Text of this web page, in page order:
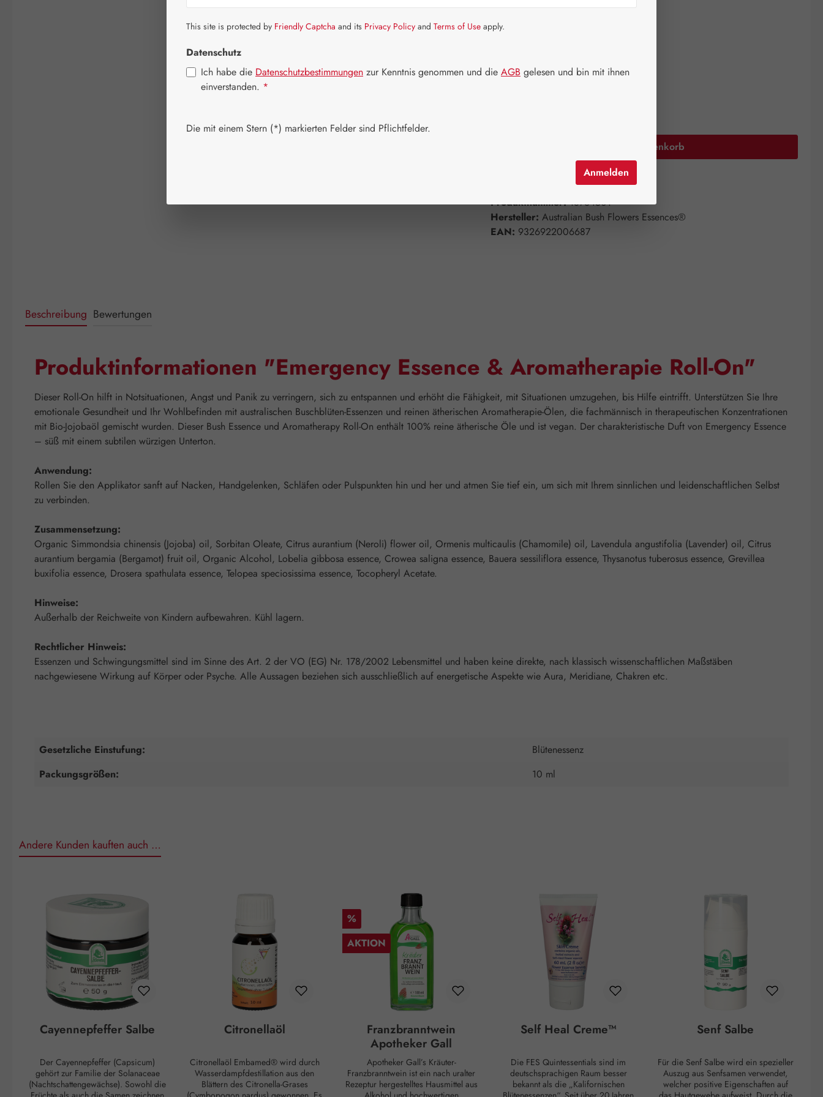
Artikel auf Lager.
In den Warenkorb
Zum Merkzettel hinzufügen
Produktnummer:18734501
Hersteller: Australian Bush Flowers Essences®
EAN: 9326922006687
Beschreibung Bewertungen
Produktinformationen "Emergency Essence & Aromatherapie Roll-On"
Dieser Roll-On hilft in Notsituationen, Angst und Panik zu verringern, sich zu entspannen und erhöht die Fähigkeit, mit Situationen umzugehen, bis Hilfe eintrifft. Unterstützen Sie Ihre
emotionale Gesundheit und Ihr Wohlbefinden mit australischen Buschblüten-Essenzen und reinen ätherischen Aromatherapie-Ölen, die fachmännisch in therapeutischen Konzentrationen
mit Bio-Jojobaöl gemischt wurden. Dieser Bush Essence und Aromatherapy Roll-On enthält 100% reine ätherische Öle und ist vegan. Der charakteristische Duft von Emergency Essence
– süß mit einem subtilen würzigen Unterton.
Anwendung:
Rollen Sie den Applikator sanft auf Nacken, Handgelenken, Schläfen oder Pulspunkten hin und her und atmen Sie tief ein, um sich mit Ihrem sinnlichen und leidenschaftlichen Selbst
zu verbinden.
Zusammensetzung:
Organic Simmondsia chinensis (Jojoba) oil, Sorbitan Oleate, Citrus aurantium (Neroli) flower oil, Ormenis multicaulis (Chamomile) oil, Lavendula angustifolia (Lavender) oil, Citrus
aurantium bergamia (Bergamot) fruit oil, Organic Alcohol, Lobelia gibbosa essence, Crowea saligna essence, Bauera sessiliflora essence, Thysanotus tuberosus essence, Grevillea
buxifolia essence, Drosera spathulata essence, Telopea speciosissima essence, Tocopheryl Acetate.
Hinweise:
Außerhalb der Reichweite von Kindern aufbewahren. Kühl lagern.
Rechtlicher Hinweis:
Essenzen und Schwingungsmittel sind im Sinne des Art. 2 der VO (EG) Nr. 178/2002 Lebensmittel und haben keine direkte, nach klassisch wissenschaftlichen Maßstäben
nachgewiesene Wirkung auf Körper oder Psyche. Alle Aussagen beziehen sich ausschließlich auf energetische Aspekte wie Aura, Meridiane, Chakren etc.
Gesetzliche Einstufung:
Blütenessenz
Packungsgrößen:
10 ml
Andere Kunden kauften auch …
Cayennepfeffer Salbe
Der Cayennepfeffer (Capsicum)
gehört zur Familie der Solanaceae
(Nachtschattengewächse). Sowohl die
Citronellaöl
Citronellaöl Embamed® wird durch
Wasserdampfdestillation aus den
Blättern des Citronella-Grases
Rabatt
%
AKTION
Franzbranntwein
Apotheker Gall
Apotheker Gall’s Kräuter-
Franzbranntwein ist ein nach uralter
Rezeptur hergestelltes Hausmittel aus
Self Heal Creme™
Die FES Quintessentials sind im
deutschsprachigen Raum besser
bekannt als die „Kalifornischen
Senf Salbe
Für die Senf Salbe wird ein spezieller
Auszug aus Senfsamen verwendet,
welcher positive Eigenschaften auf
This site is protected by Friendly Captcha and its Privacy Policy and Terms of Use apply.
Datenschutz
Ich habe die Datenschutzbestimmungen zur Kenntnis genommen und die AGB gelesen und bin mit ihnen
einverstanden. *
Die mit einem Stern (*) markierten Felder sind Pflichtfelder.
Anmelden